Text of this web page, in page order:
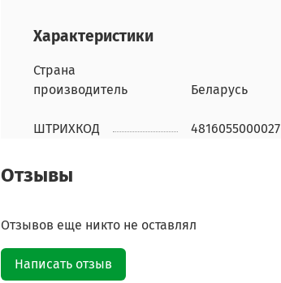
Характеристики
Страна
производитель
Беларусь
ШТРИХКОД 4816055000027
Отзывы
Отзывов еще никто не оставлял
Написать отзыв